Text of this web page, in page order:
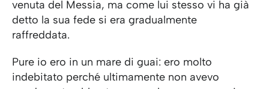
venuta del Messia, ma come lui stesso vi ha già
detto la sua fede si era gradualmente
raffreddata.
Pure io ero in un mare di guai: ero molto
indebitato perché ultimamente non avevo